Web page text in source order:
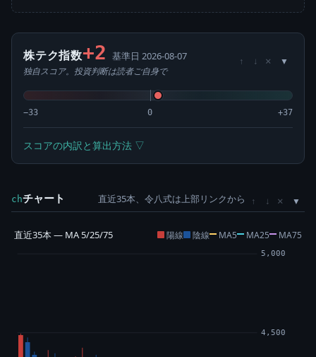
株テク指数+2 基準日 2026-08-07
独自スコア。投資判断は読者ご自身で
↑ ↓ ×
−33 0 +37
スコアの内訳と算出方法 ▽
chチャート 直近35本、令八式は上部リンクから ↑ ↓ ×
直近35本 — MA 5/25/75 陽線 陰線 MA5 MA25 MA75
4,500
5,000